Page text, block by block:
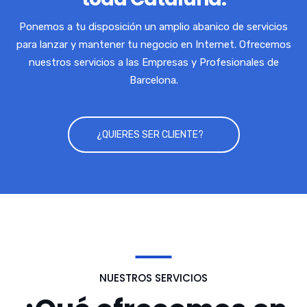
Ponemos a tu disposición un amplio abanico de servicios
para lanzar y mantener tu negocio en Internet. Ofrecemos
nuestros servicios a las Empresas y Profesionales de
Barcelona.
¿QUIERES SER CLIENTE?
NUESTROS SERVICIOS